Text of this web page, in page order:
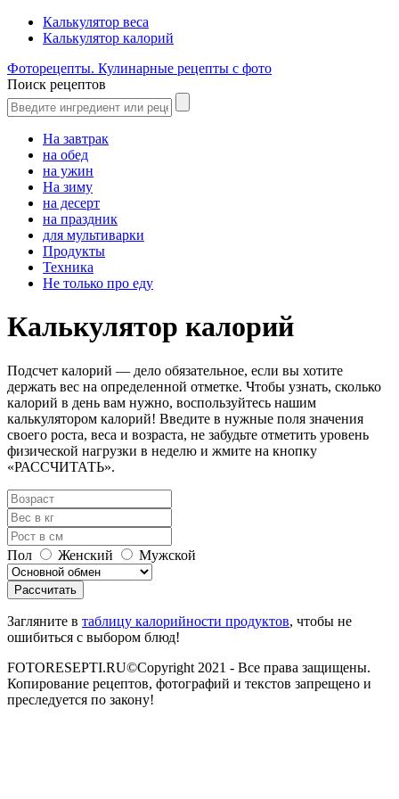
Калькулятор веса
Калькулятор калорий
Фоторецепты. Кулинарные рецепты с фото
Поиск рецептов
На завтрак
на обед
на ужин
На зиму
на десерт
на праздник
для мультиварки
Продукты
Техника
Не только про еду
Калькулятор калорий
Подсчет калорий — дело обязательное, если вы хотите
держать вес на определенной отметке. Чтобы узнать, сколько
калорий в день вам нужно, воспользуйтесь нашим
калькулятором калорий! Введите в нужные поля значения
своего роста, веса и возраста, не забудьте отметить уровень
физической нагрузки в неделю и жмите на кнопку
«РАССЧИТАТЬ».
Пол Женский Мужской
Загляните в таблицу калорийности продуктов, чтобы не
ошибиться с выбором блюд!
FOTORESEPTI.RU©Copyright 2021 - Все права защищены.
Копирование рецептов, фотографий и текстов запрещено и
преследуется по закону!